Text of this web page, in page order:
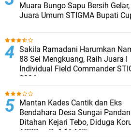
Muara Bungo Sapu Bersih Gelar,
Juara Umum STIGMA Bupati
Sakila Ramadani Harumkan
88 Sei Mengkuang, Raih Juara I
Individual Field Commander
2026
Mantan Kades Cantik dan Eks
Bendahara Desa Sungai
Ditahan Kejari Tebo, Diduga
APBDes Rp1,16 Miliar